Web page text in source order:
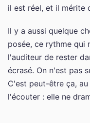
il est réel, et il mérite
Il y a aussi quelque
posée, ce rythme qui
l'auditeur de rester
écrasé. On n'est pas
C'est peut-être ça,
l'écouter : elle ne